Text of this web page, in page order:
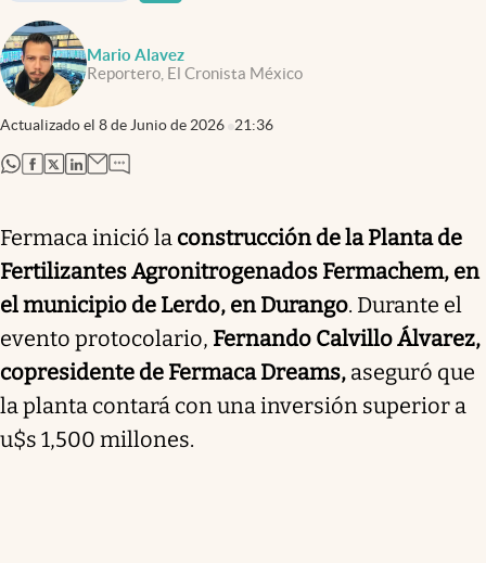
Mario Alavez
Reportero, El Cronista México
Actualizado el 8 de Junio de 2026 21:36
abre en nueva pestaña
abre en nueva pestaña
abre en nueva pestaña
abre en nueva pestaña
Fermaca inició la construcción de la Planta de
Fertilizantes Agronitrogenados Fermachem, en
el municipio de Lerdo, en Durango. Durante el
evento protocolario, Fernando Calvillo Álvarez,
copresidente de Fermaca Dreams, aseguró que
la planta contará con una inversión superior a
u$s 1,500 millones.